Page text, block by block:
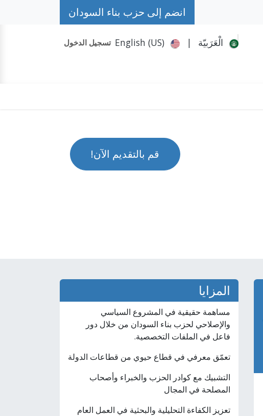
انضم إلى حزب بناء السودان
الْعَرَبيّة |
English (US) تسجيل الدخول
قم بالتقديم الآن!
المزايا
مساهمة حقيقية في المشروع السياسي
والإصلاحي لحزب بناء السودان من خلال دور
فاعل في الملفات التخصصية.
تعمّق معرفي في قطاع حيوي من قطاعات الدولة
التشبيك مع كوادر الحزب والخبراء وأصحاب
المصلحة في المجال
تعزيز الكفاءة التحليلية والبحثية في العمل العام